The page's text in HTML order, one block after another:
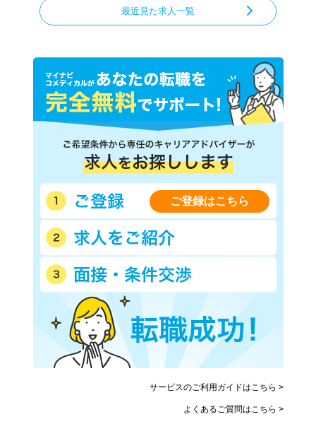
最近見た求人一覧
ご登録はこちら
サービスのご利用ガイドはこちら >
よくあるご質問はこちら >